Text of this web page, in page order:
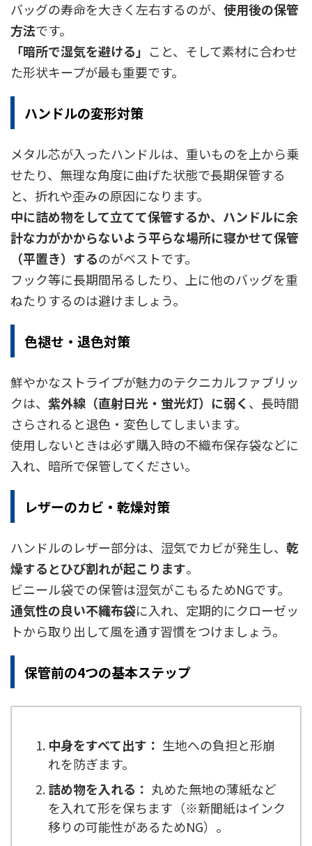
バッグの寿命を大きく左右するのが、 使用後の保管
方法です。
「暗所で湿気を避ける」 こと、そして素材に合わせ
た形状キープが最も重要です。
ハンドルの変形対策
メタル芯が入ったハンドルは、重いものを上から乗
せたり、無理な角度に曲げた状態で長期保管する
と、折れや歪みの原因になります。
中に詰め物をして立てて保管するか、ハンドルに余
計な力がかからないよう平らな場所に寝かせて保管
（平置き）するのがベストです。
フック等に長期間吊るしたり、上に他のバッグを重
ねたりするのは避けましょう。
色褪せ・退色対策
鮮やかなストライプが魅力のテクニカルファブリッ
クは、 紫外線（直射日光・蛍光灯）に弱く、長時間
さらされると退色・変色してしまいます。
使用しないときは必ず購入時の不織布保存袋などに
入れ、暗所で保管してください。
レザーのカビ・乾燥対策
ハンドルのレザー部分は、湿気でカビが発生し、 乾
燥するとひび割れが起こります。
ビニール袋での保管は湿気がこもるためNGです。
通気性の良い不織布袋に入れ、定期的にクローゼッ
トから取り出して風を通す習慣をつけましょう。
保管前の4つの基本ステップ
中身をすべて出す： 生地への負担と形崩
れを防ぎます。
詰め物を入れる： 丸めた無地の薄紙など
を入れて形を保ちます（※新聞紙はインク
移りの可能性があるためNG）。